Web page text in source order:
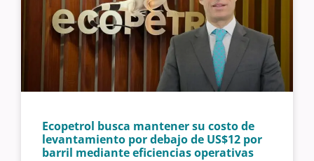
Ecopetrol busca mantener su costo de
levantamiento por debajo de US$12 por
barril mediante eficiencias operativas